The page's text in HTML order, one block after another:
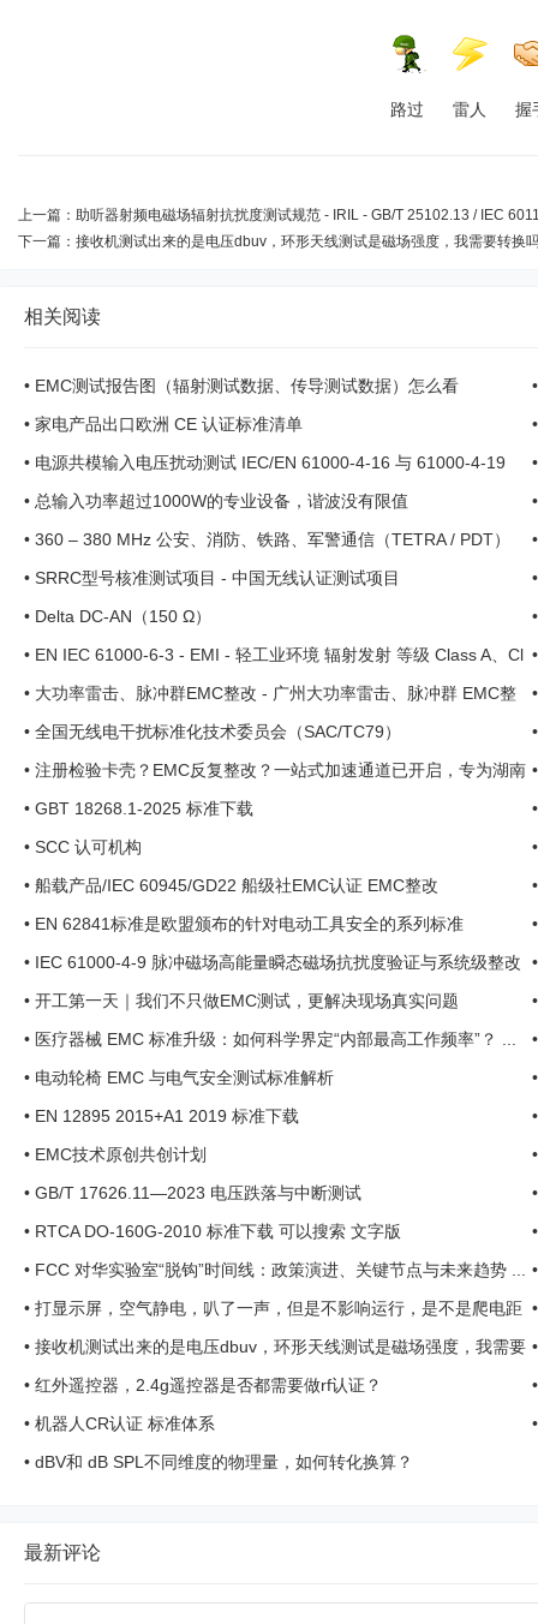
路过 雷人 握
上一篇： 助听器射频电磁场辐射抗扰度测试规范 - IRIL - GB/T 25102.13 / IEC
下一篇： 接收机测试出来的是电压dbuv，环形天线测试是磁场强度，我需要转换
相关阅读
• EMC测试报告图（辐射测试数据、传导测试数据）怎么看
• 家电产品出口欧洲 CE 认证标准清单
• 电源共模输入电压扰动测试 IEC/EN 61000-4-16 与 61000-4-19
• 总输入功率超过1000W的专业设备，谐波没有限值
• 360 – 380 MHz 公安、消防、铁路、军警通信（TETRA / PDT）
• SRRC型号核准测试项目 - 中国无线认证测试项目
• Delta DC-AN（150 Ω）
• EN IEC 61000-6-3 - EMI - 轻工业环境 辐射发射 等级 Class A、Cl
ass B
• 大功率雷击、脉冲群EMC整改 - 广州大功率雷击、脉冲群 EMC整
改 ... ...
• 全国无线电干扰标准化技术委员会（SAC/TC79）
• 注册检验卡壳？EMC反复整改？一站式加速通道已开启，专为湖南
医疗器械企业提速上市！ ...
• GBT 18268.1-2025 标准下载
• SCC 认可机构
• 船载产品/IEC 60945/GD22 船级社EMC认证 EMC整改
• EN 62841标准是欧盟颁布的针对电动工具安全的系列标准
• IEC 61000-4-9 脉冲磁场高能量瞬态磁场抗扰度验证与系统级整改
服务 ...
• 开工第一天｜我们不只做EMC测试，更解决现场真实问题
• 医疗器械 EMC 标准升级：如何科学界定“内部最高工作频率”？ ...
• 电动轮椅 EMC 与电气安全测试标准解析
• EN 12895 2015+A1 2019 标准下载
• EMC技术原创共创计划
• GB/T 17626.11—2023 电压跌落与中断测试
• RTCA DO-160G-2010 标准下载 可以搜索 文字版
• FCC 对华实验室“脱钩”时间线：政策演进、关键节点与未来趋势 ...
• 打显示屏，空气静电，叭了一声，但是不影响运行，是不是爬电距
离不够？这种需要特殊处 ...
• 接收机测试出来的是电压dbuv，环形天线测试是磁场强度，我需要
转换吗？ ...
• 红外遥控器，2.4g遥控器是否都需要做rf认证？
• 机器人CR认证 标准体系
• dBV和 dB SPL不同维度的物理量，如何转化换算？
最新评论